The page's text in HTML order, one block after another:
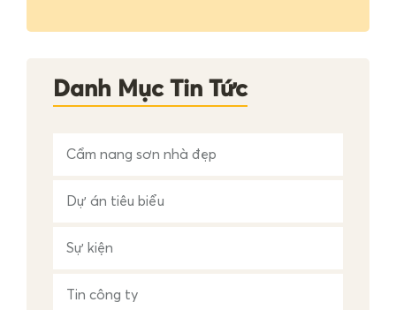
ế
h
o
Danh Mục Tin Tức
Cẩm nang sơn nhà đẹp
Dự án tiêu biểu
Sự kiện
Tin công ty